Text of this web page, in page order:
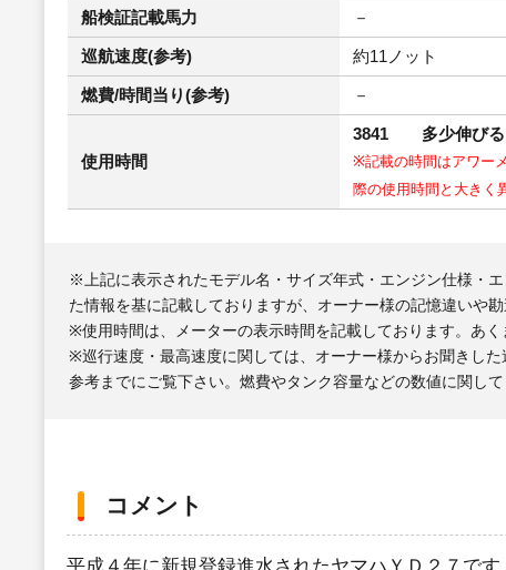
船検証記載馬力 －
巡航速度(参考) 約11ノット
燃費/時間当り(参考) －
使用時間
3841 多少伸びる
※記載の時間はアワー
際の使用時間と大きく
※上記に表示されたモデル名・サイズ年式・エンジン仕様・
た情報を基に記載しておりますが、オーナー様の記憶違いや
※使用時間は、メーターの表示時間を記載しております。あ
※巡行速度・最高速度に関しては、オーナー様からお聞きし
参考までにご覧下さい。燃費やタンク容量などの数値に関して
コメント
平成４年に新規登録進水されたヤマハＹＤ２７です